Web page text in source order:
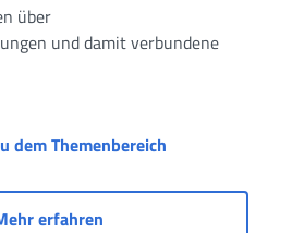
über
und damit verbundene
dem Themenbereich
erfahren